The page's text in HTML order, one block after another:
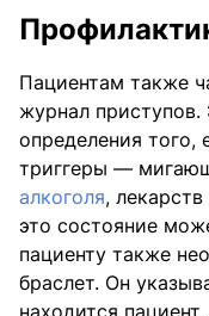
Пациентам также
журнал приступов.
определения того,
триггеры —
алкоголя,
это состояние
пациенту также
браслет. Он
находится